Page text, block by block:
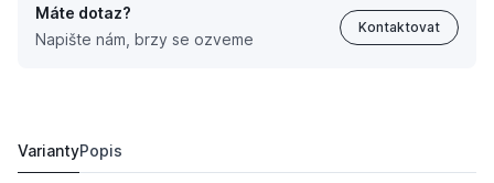
Máte dotaz?
Napište nám, brzy se ozveme
Kontaktovat
VariantyPopis